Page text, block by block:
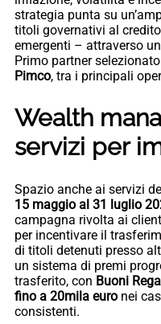
strategia punta su
titoli governativi al
emergenti – attraverso
Primo partner
Pimco, tra i principali
Wealth
servizi per
Spazio anche ai servizi
15 maggio al 31 luglio
campagna rivolta ai
per incentivare il
di titoli detenuti presso
un sistema di premi
trasferito, con Buoni
fino a 20mila euro nei
consistenti.